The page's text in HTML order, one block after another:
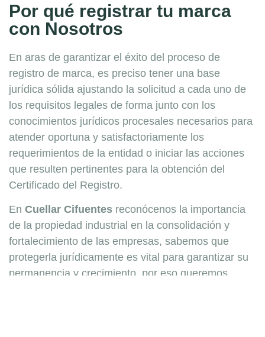
Por qué registrar tu marca
con Nosotros
En aras de garantizar el éxito del proceso de
registro de marca, es preciso tener una base
jurídica sólida ajustando la solicitud a cada uno de
los requisitos legales de forma junto con los
conocimientos jurídicos procesales necesarios para
atender oportuna y satisfactoriamente los
requerimientos de la entidad o iniciar las acciones
que resulten pertinentes para la obtención del
Certificado del Registro.
En Cuellar Cifuentes reconócenos la importancia
de la propiedad industrial en la consolidación y
fortalecimiento de las empresas, sabemos que
protegerla jurídicamente es vital para garantizar su
permanencia y crecimiento, por eso queremos